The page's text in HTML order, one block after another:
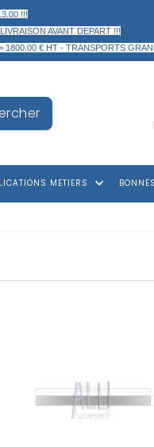
!!!
AVANT DEPART !!!
1800.00 € HT - TRANSPORTS
METIERS keyboard_arrow_down